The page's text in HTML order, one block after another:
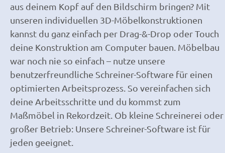
aus deinem Kopf auf den Bildschirm bringen? Mit
unseren individuellen 3D-Möbelkonstruktionen
kannst du ganz einfach per Drag-&-Drop oder Touch
deine Konstruktion am Computer bauen. Möbelbau
war noch nie so einfach – nutze unsere
benutzerfreundliche Schreiner-Software für einen
optimierten Arbeitsprozess. So vereinfachen sich
deine Arbeitsschritte und du kommst zum
Maßmöbel in Rekordzeit. Ob kleine Schreinerei oder
großer Betrieb: Unsere Schreiner-Software ist für
jeden geeignet.